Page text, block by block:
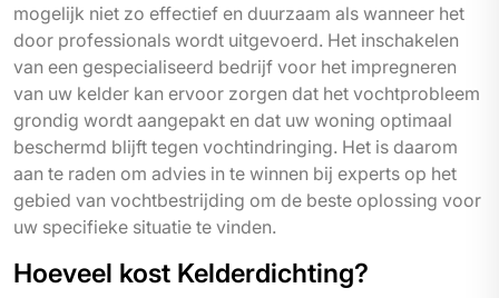
mogelijk niet zo effectief en duurzaam als wanneer het
door professionals wordt uitgevoerd. Het inschakelen
van een gespecialiseerd bedrijf voor het impregneren
van uw kelder kan ervoor zorgen dat het vochtprobleem
grondig wordt aangepakt en dat uw woning optimaal
beschermd blijft tegen vochtindringing. Het is daarom
aan te raden om advies in te winnen bij experts op het
gebied van vochtbestrijding om de beste oplossing voor
uw specifieke situatie te vinden.
Hoeveel kost Kelderdichting?